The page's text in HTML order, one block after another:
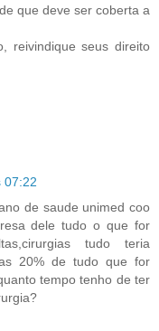
que deve ser coberta a
reivindique seus direito
07:22
de saude unimed coo
dele tudo o que for
tudo teria
20% de tudo que for
tempo tenho de ter